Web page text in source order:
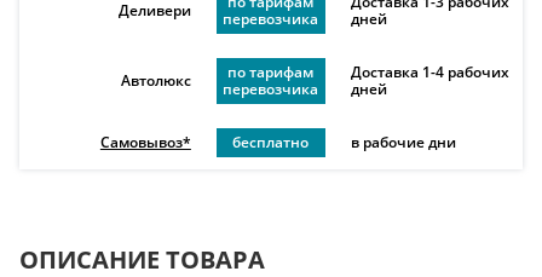
Деливери
перевозчика
дней
Автолюкс
по тарифам
перевозчика
Доставка 1-4 рабочих
дней
Самовывоз* бесплатно в рабочие дни
ОПИСАНИЕ ТОВАРА